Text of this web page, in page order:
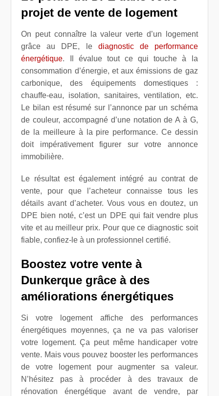
projet de vente de logement
On peut connaître la valeur verte d’un logement
grâce au DPE, le diagnostic de performance
énergétique. Il évalue tout ce qui touche à la
consommation d’énergie, et aux émissions de gaz
carbonique, des équipements domestiques :
chauffe-eau, isolation, sanitaires, ventilation, etc.
Le bilan est résumé sur l’annonce par un schéma
de couleur, accompagné d’une notation de A à G,
de la meilleure à la pire performance. Ce dessin
doit impérativement figurer sur votre annonce
immobilière.
Le résultat est également intégré au contrat de
vente, pour que l’acheteur connaisse tous les
détails avant d’acheter. Vous vous en doutez, un
DPE bien noté, c’est un DPE qui fait vendre plus
vite et au meilleur prix. Pour que ce diagnostic soit
fiable, confiez-le à un professionnel certifié.
Boostez votre vente à
Dunkerque grâce à des
améliorations énergétiques
Si votre logement affiche des performances
énergétiques moyennes, ça ne va pas valoriser
votre logement. Ça peut même handicaper votre
vente. Mais vous pouvez booster les performances
de votre logement pour augmenter sa valeur.
N’hésitez pas à procéder à des travaux de
rénovation énergétique avant de vendre, par